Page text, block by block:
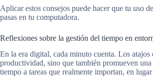
Aplicar estos consejos puede hacer que tu uso
pasas en tu computadora.
Reflexiones sobre la gestión del tiempo en
En la era digital, cada minuto cuenta. Los atajos
productividad, sino que también promueven
tiempo a tareas que realmente importan, en